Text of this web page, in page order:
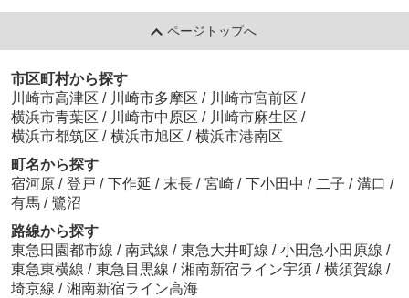
ページトップへ
市区町村から探す
川崎市高津区 / 川崎市多摩区 / 川崎市宮前区 /
横浜市青葉区 / 川崎市中原区 / 川崎市麻生区 /
横浜市都筑区 / 横浜市旭区 / 横浜市港南区
町名から探す
宿河原 / 登戸 / 下作延 / 末長 / 宮崎 / 下小田中 / 二子 / 溝口 /
有馬 / 鷺沼
路線から探す
東急田園都市線 / 南武線 / 東急大井町線 / 小田急小田原線 /
東急東横線 / 東急目黒線 / 湘南新宿ライン宇須 / 横須賀線 /
埼京線 / 湘南新宿ライン高海